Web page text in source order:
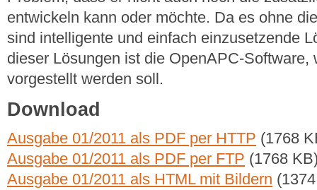
entwickeln kann oder möchte. Da es ohne
sind intelligente und einfach einzusetzende
dieser Lösungen ist die OpenAPC-Software,
vorgestellt werden soll.
Download
Ausgabe 01/2011 als PDF per HTTP (1768
Ausgabe 01/2011 als PDF per FTP (1768
Ausgabe 01/2011 als HTML mit Bildern